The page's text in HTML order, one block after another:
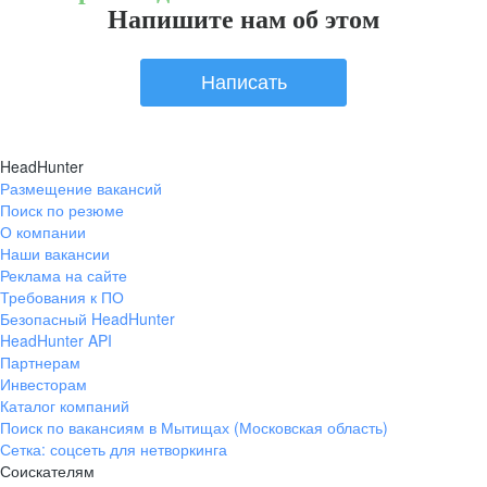
Напишите нам об этом
Написать
HeadHunter
Размещение вакансий
Поиск по резюме
О компании
Наши вакансии
Реклама на сайте
Требования к ПО
Безопасный HeadHunter
HeadHunter API
Партнерам
Инвесторам
Каталог компаний
Поиск по вакансиям в Мытищах (Московская область)
Сетка: соцсеть для нетворкинга
Соискателям